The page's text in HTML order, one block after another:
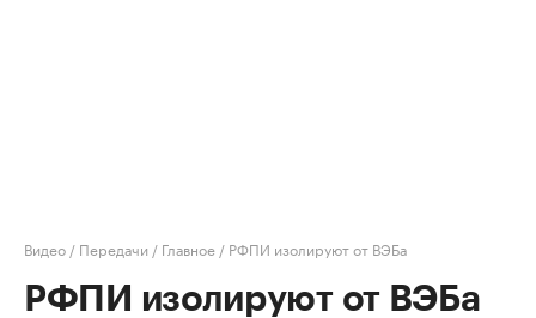
Видео / Передачи / Главное / РФПИ изолируют от ВЭБа
РФПИ изолируют от ВЭБа